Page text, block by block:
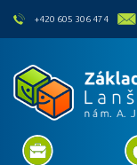
skip to main content
+420 605 306 474